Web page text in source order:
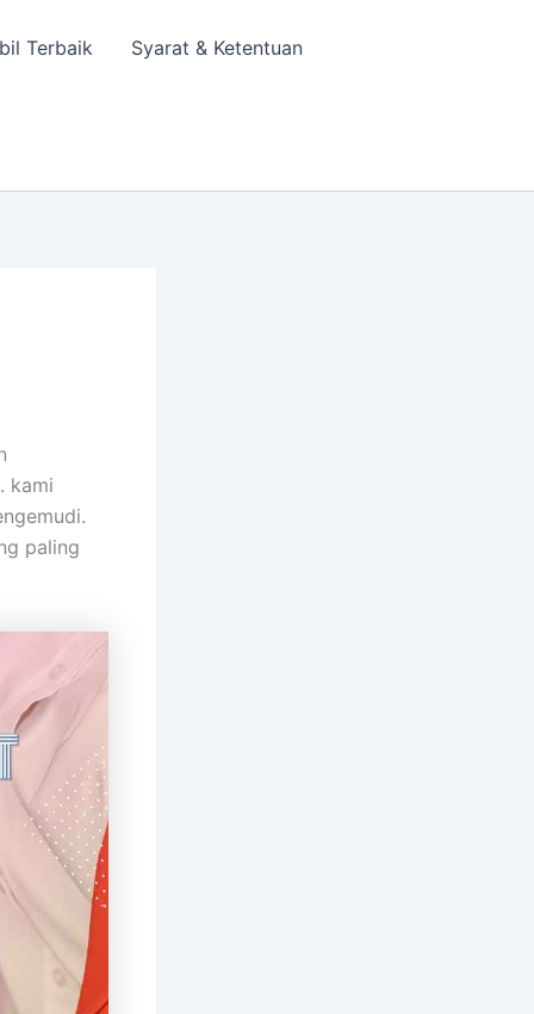
Terbaik Syarat & Ketentuan
kami
paling